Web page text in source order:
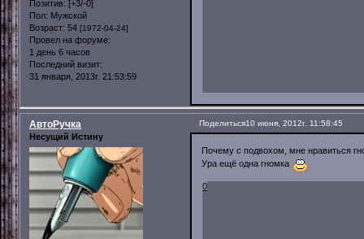
Позитив: [+3/-0]
Пол: Мужской
Возраст: 54 [1972-04-24]
Провел на форуме:
1 день 6 часов
Последний визит:
31 января, 2013г. 21:53:59
Поделиться10 июня, 2012г. 11:58:45
АвтоРучка
Несущий Истину
Почему с подвохом, мне нравиться
Ура ещё одна гномка
0